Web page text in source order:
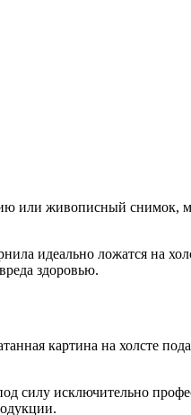
или живописный снимок,
идеально ложатся на
здоровью.
картина на холсте
силу исключительно